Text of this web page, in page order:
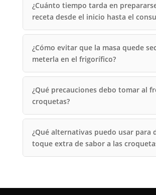
¿Cuánto tiempo tarda en
receta desde el inicio hasta el
¿Cómo evitar que la masa quede
meterla en el frigorífico?
¿Qué precauciones debo tomar al
croquetas?
¿Qué alternativas puedo usar para
toque extra de sabor a las